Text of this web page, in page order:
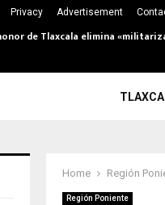
Privacy Advertisement
de Tlaxcala elimina
Home Región
Región Poniente